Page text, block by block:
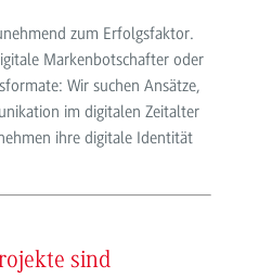
zum Erfolgsfaktor.
Markenbotschafter oder
Wir suchen Ansätze,
im digitalen Zeitalter
ihre digitale Identität
sind